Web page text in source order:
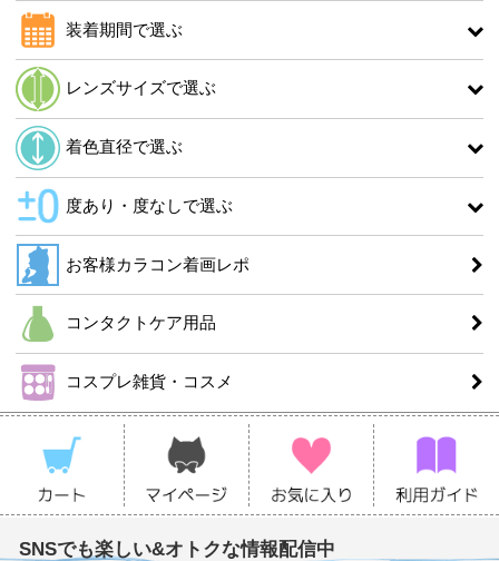
装着期間で選ぶ
レンズサイズで選ぶ
着色直径で選ぶ
度あり・度なしで選ぶ
お客様カラコン着画レポ
コンタクトケア用品
コスプレ雑貨・コスメ
SNSでも楽しい&オトクな情報配信中